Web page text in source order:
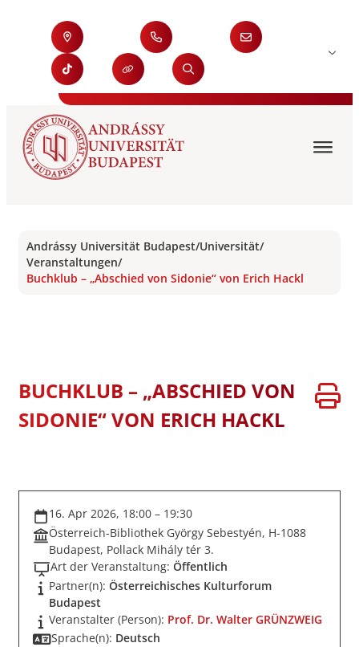
Andrássy Universität Budapest/Universität/
Veranstaltungen/
Buchklub – „Abschied von Sidonie“ von Erich Hackl
BUCHKLUB – „ABSCHIED VON
SIDONIE“ VON ERICH HACKL
16. Apr 2026, 18:00 – 19:30
Österreich-Bibliothek György Sebestyén, H-1088
Budapest, Pollack Mihály tér 3.
Art der Veranstaltung: Öffentlich
Partner(n): Österreichisches Kulturforum
Budapest
Veranstalter (Person): Prof. Dr. Walter GRÜNZWEIG
Sprache(n): Deutsch